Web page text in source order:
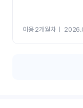
이용 2개월차ㅣ